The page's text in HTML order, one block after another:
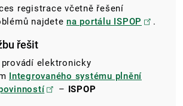
registrace včetně řešení
najdete na portálu ISPOP .
řešit
elektronicky
Integrovaného systému plnění
– ISPOP